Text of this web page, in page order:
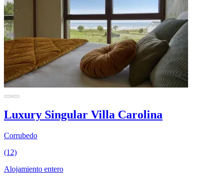
Luxury Singular Villa Carolina
Corrubedo
(12)
Alojamiento entero